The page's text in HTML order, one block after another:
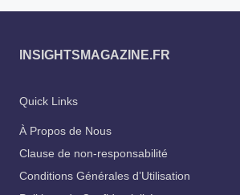
INSIGHTSMAGAZINE.FR
Quick Links
À Propos de Nous
Clause de non-responsabilité
Conditions Générales d’Utilisation